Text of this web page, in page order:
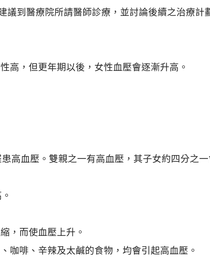
到醫療院所請醫師診療，並討論後續之治療計
高，但更年期以後，女性血壓會逐漸升高。
高血壓。雙親之一有高血壓，其子女約四分之一
，而使血壓上升。
咖啡、辛辣及太鹹的食物，均會引起高血壓。